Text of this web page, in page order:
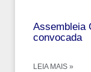
Assembleia
convocada
LEIA MAIS »